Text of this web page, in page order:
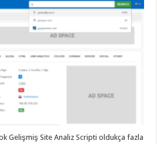
Gelişmiş Site Analiz Scripti oldukça fazla